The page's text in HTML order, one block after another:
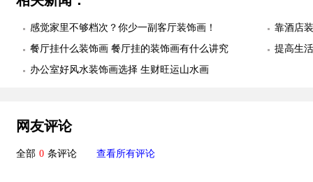
感觉家里不够档次？你少一副客厅装饰画！
靠酒店
餐厅挂什么装饰画 餐厅挂的装饰画有什么讲究
提高生
办公室好风水装饰画选择 生财旺运山水画
网友评论
全部 0 条评论 查看所有评论